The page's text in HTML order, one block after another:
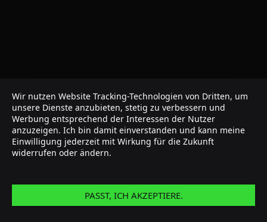
Wir nutzen Website Tracking-Technologien von Dritten, um
unsere Dienste anzubieten, stetig zu verbessern und
Werbung entsprechend der Interessen der Nutzer
anzuzeigen. Ich bin damit einverstanden und kann meine
Einwilligung jederzeit mit Wirkung für die Zukunft
widerrufen oder ändern.
PASST, ICH AKZEPTIERE.